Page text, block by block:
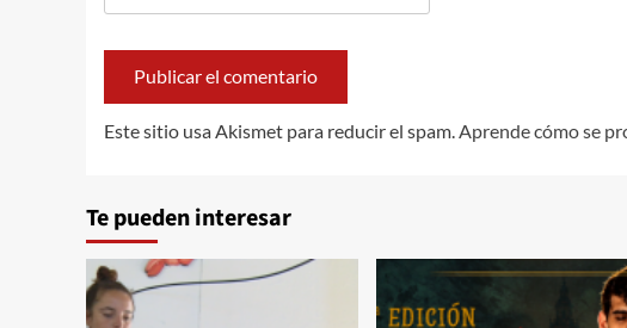
Este sitio usa Akismet para reducir el spam. Aprende cómo se
Te pueden interesar